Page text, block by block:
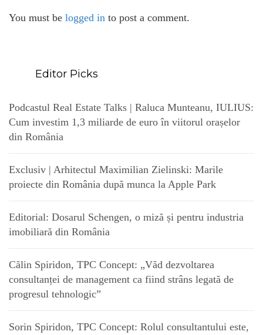
You must be logged in to post a comment.
Editor Picks
Podcastul Real Estate Talks | Raluca Munteanu, IULIUS:
Cum investim 1,3 miliarde de euro în viitorul orașelor
din România
Exclusiv | Arhitectul Maximilian Zielinski: Marile
proiecte din România după munca la Apple Park
Editorial: Dosarul Schengen, o miză și pentru industria
imobiliară din România
Călin Spiridon, TPC Concept: „Văd dezvoltarea
consultanței de management ca fiind strâns legată de
progresul tehnologic”
Sorin Spiridon, TPC Concept: Rolul consultantului este,